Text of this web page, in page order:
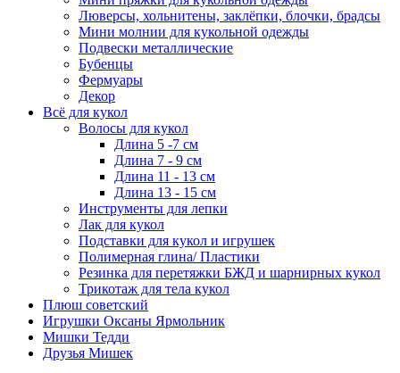
Люверсы, хольнитены, заклёпки, блочки, брадсы
Мини молнии для кукольной одежды
Подвески металлические
Бубенцы
Фермуары
Декор
Всё для кукол
Волосы для кукол
Длина 5 -7 см
Длина 7 - 9 см
Длина 11 - 13 см
Длина 13 - 15 см
Инструменты для лепки
Лак для кукол
Подставки для кукол и игрушек
Полимерная глина/ Пластики
Резинка для перетяжки БЖД и шарнирных кукол
Трикотаж для тела кукол
Плюш советский
Игрушки Оксаны Ярмольник
Мишки Тедди
Друзья Мишек